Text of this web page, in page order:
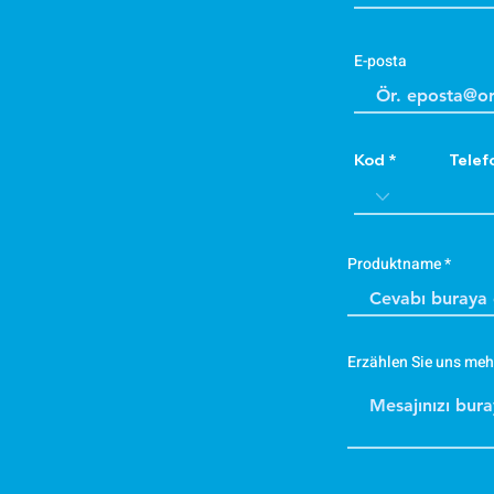
E-posta
Kod
Produktname
Erzählen Sie uns